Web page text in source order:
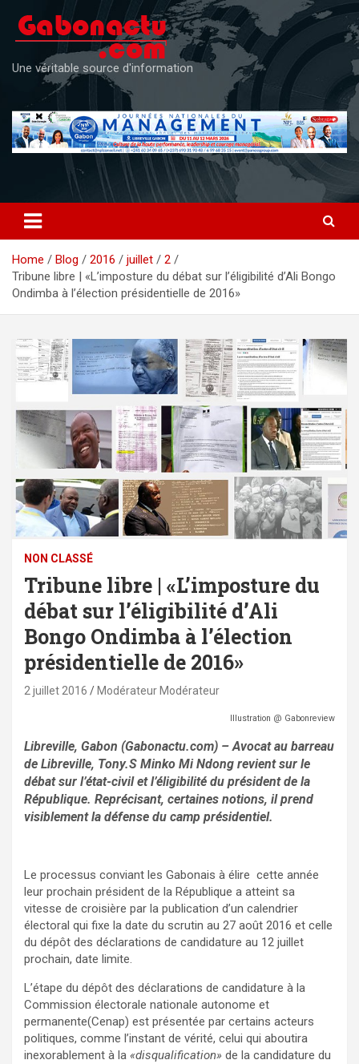
content
Une véritable source d'information
Home Blog 2016 juillet
2
Tribune libre | «L’imposture du débat sur l’éligibilité d’Ali Bongo
Ondimba à l’élection présidentielle de 2016»
NON CLASSÉ
Tribune libre | «L’imposture du
débat sur l’éligibilité d’Ali
Bongo Ondimba à l’élection
présidentielle de 2016»
2 juillet 2016 Modérateur Modérateur
Illustration @ Gabonreview
Libreville, Gabon (Gabonactu.com) – Avocat au barreau
de Libreville, Tony.S Minko Mi Ndong revient sur le
débat sur l’état-civil et l’éligibilité du président de la
République. Reprécisant, certaines notions, il prend
visiblement la défense du camp présidentiel.
Le processus conviant les Gabonais à élire cette année
leur prochain président de la République a atteint sa
vitesse de croisière par la publication d’un calendrier
électoral qui fixe la date du scrutin au 27 août 2016 et celle
du dépôt des déclarations de candidature au 12 juillet
prochain, date limite.
L’étape du dépôt des déclarations de candidature à la
Commission électorale nationale autonome et
permanente(Cenap) est présentée par certains acteurs
politiques, comme l’instant de vérité, celui qui aboutira
inexorablement à la «disqualification» de la candidature du